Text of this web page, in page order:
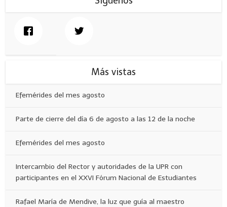
Más vistas
Efemérides del mes agosto
Parte de cierre del día 6 de agosto a las 12 de la noche
Efemérides del mes agosto
Intercambio del Rector y autoridades de la UPR con
participantes en el XXVI Fórum Nacional de Estudiantes
Rafael María de Mendive, la luz que guía al maestro